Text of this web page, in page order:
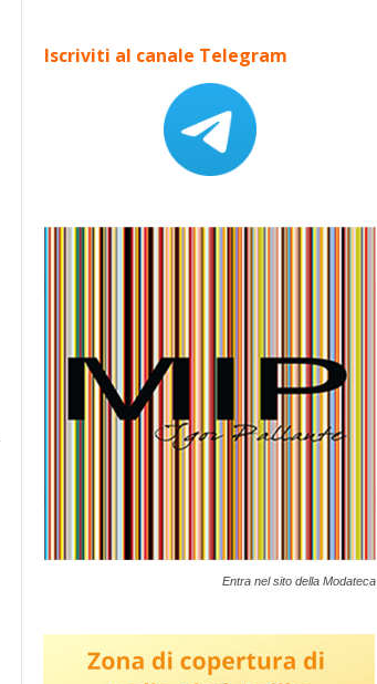
Iscriviti al canale Telegram
Entra nel sito della Modateca